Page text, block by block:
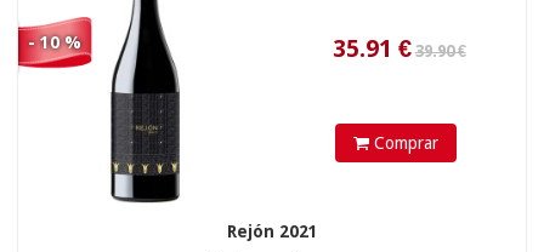
- 10 %
Comprar
Rejón 2021